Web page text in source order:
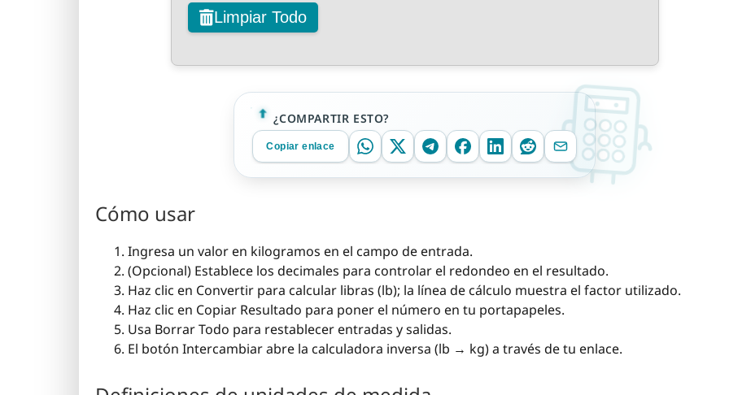
Limpiar Todo
¿COMPARTIR ESTO?
Copiar enlace
Cómo usar
Ingresa un valor en kilogramos en el campo de entrada.
(Opcional) Establece los decimales para controlar el redondeo en el resultado.
Haz clic en Convertir para calcular libras (lb); la línea de cálculo muestra el factor utilizado.
Haz clic en Copiar Resultado para poner el número en tu portapapeles.
Usa Borrar Todo para restablecer entradas y salidas.
El botón Intercambiar abre la calculadora inversa (lb → kg) a través de tu enlace.